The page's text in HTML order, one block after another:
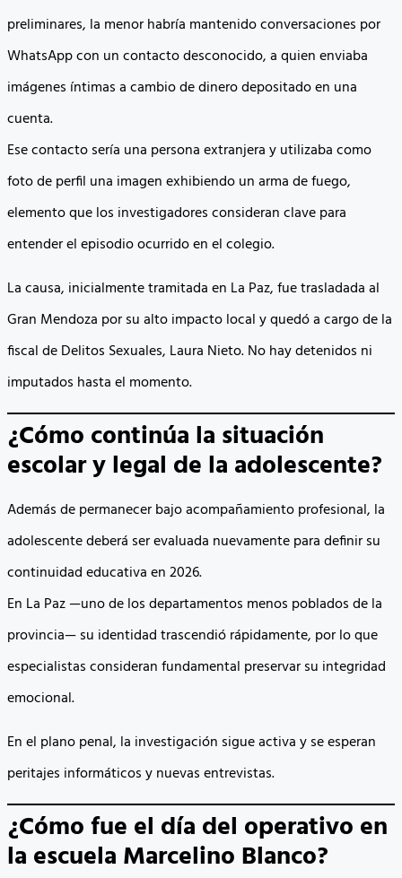
preliminares, la menor habría mantenido conversaciones por
WhatsApp con un contacto desconocido, a quien enviaba
imágenes íntimas a cambio de dinero depositado en una
cuenta.
Ese contacto sería una persona extranjera y utilizaba como
foto de perfil una imagen exhibiendo un arma de fuego,
elemento que los investigadores consideran clave para
entender el episodio ocurrido en el colegio.
La causa, inicialmente tramitada en La Paz, fue trasladada al
Gran Mendoza por su alto impacto local y quedó a cargo de la
fiscal de Delitos Sexuales, Laura Nieto. No hay detenidos ni
imputados hasta el momento.
¿Cómo continúa la situación
escolar y legal de la adolescente?
Además de permanecer bajo acompañamiento profesional, la
adolescente deberá ser evaluada nuevamente para definir su
continuidad educativa en 2026.
En La Paz —uno de los departamentos menos poblados de la
provincia— su identidad trascendió rápidamente, por lo que
especialistas consideran fundamental preservar su integridad
emocional.
En el plano penal, la investigación sigue activa y se esperan
peritajes informáticos y nuevas entrevistas.
¿Cómo fue el día del operativo en
la escuela Marcelino Blanco?